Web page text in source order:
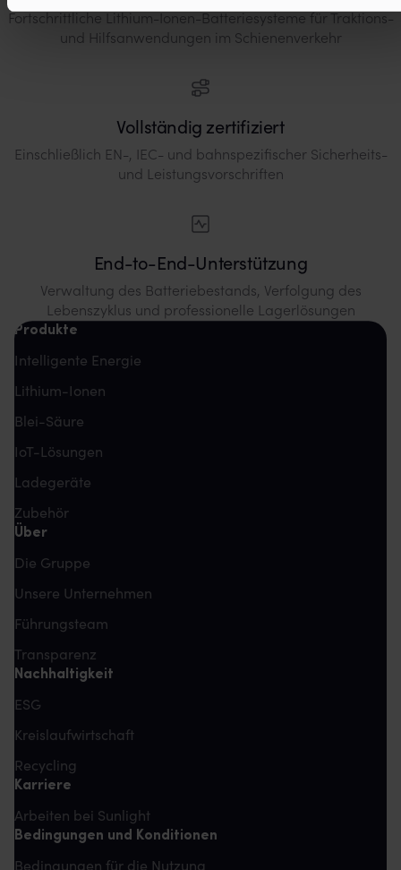
Fortschrittliche Lithium-Ionen-Batteriesysteme für Traktions-
und Hilfsanwendungen im Schienenverkehr
Vollständig zertifiziert
Einschließlich EN-, IEC- und bahnspezifischer Sicherheits-
und Leistungsvorschriften
End-to-End-Unterstützung
Verwaltung des Batteriebestands, Verfolgung des
Lebenszyklus und professionelle Lagerlösungen
Produkte
Intelligente Energie
Lithium-Ionen
Blei-Säure
IoT-Lösungen
Ladegeräte
Zubehör
Über
Die Gruppe
Unsere Unternehmen
Führungsteam
Transparenz
Nachhaltigkeit
ESG
Kreislaufwirtschaft
Recycling
Karriere
Arbeiten bei Sunlight
Bedingungen und Konditionen
Bedingungen für die Nutzung